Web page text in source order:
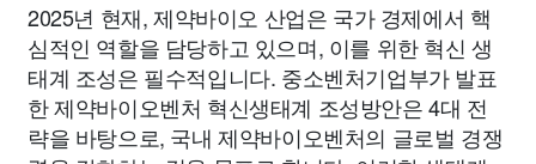
2025년 현재, 제약바이오 산업은 국가 경제에서 핵
심적인 역할을 담당하고 있으며, 이를 위한 혁신 생
태계 조성은 필수적입니다. 중소벤처기업부가 발표
한 제약바이오벤처 혁신생태계 조성방안은 4대 전
략을 바탕으로, 국내 제약바이오벤처의 글로벌 경쟁